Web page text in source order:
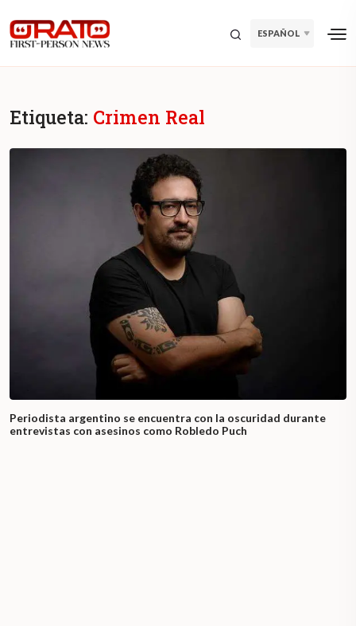
ESPAÑOL
Etiqueta: Crimen Real
Periodista argentino se encuentra con la oscuridad durante
entrevistas con asesinos como Robledo Puch